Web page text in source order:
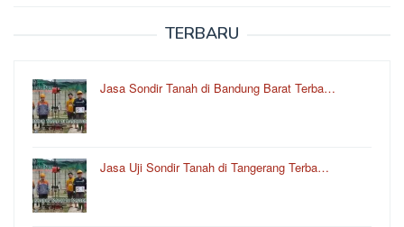
TERBARU
Jasa Sondir Tanah di Bandung Barat Terba…
Jasa Uji Sondir Tanah di Tangerang Terba…